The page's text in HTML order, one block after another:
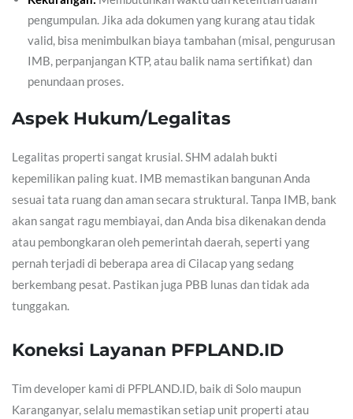
pengumpulan. Jika ada dokumen yang kurang atau tidak
valid, bisa menimbulkan biaya tambahan (misal, pengurusan
IMB, perpanjangan KTP, atau balik nama sertifikat) dan
penundaan proses.
Aspek Hukum/Legalitas
Legalitas properti sangat krusial. SHM adalah bukti
kepemilikan paling kuat. IMB memastikan bangunan Anda
sesuai tata ruang dan aman secara struktural. Tanpa IMB, bank
akan sangat ragu membiayai, dan Anda bisa dikenakan denda
atau pembongkaran oleh pemerintah daerah, seperti yang
pernah terjadi di beberapa area di Cilacap yang sedang
berkembang pesat. Pastikan juga PBB lunas dan tidak ada
tunggakan.
Koneksi Layanan PFPLAND.ID
Tim developer kami di PFPLAND.ID, baik di Solo maupun
Karanganyar, selalu memastikan setiap unit properti atau